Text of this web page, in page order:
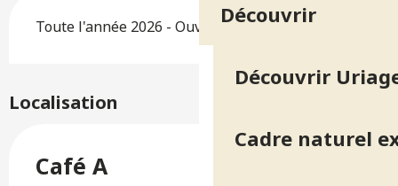
Découvrir
Découvrir
Cadre naturel
Toute l'année 2026 - Ouvert tous les jours
Localisation
Café A